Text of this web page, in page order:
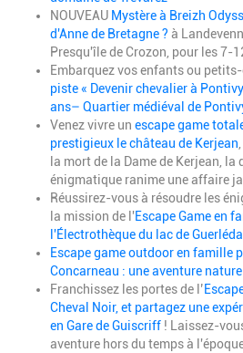
NOUVEAU Mystère à Breizh
d'Anne de Bretagne ? à
Presqu'île de Crozon, pour les 7-
Embarquez vos enfants ou
piste « Devenir chevalier à
ans– Quartier médiéval de
Venez vivre un escape game
prestigieux le château de Kerjean
la mort de la Dame de Kerjean, la
énigmatique ranime une affaire
Réussirez-vous à résoudre les
la mission de l'Escape Game en
l'Électrothèque du lac de
Escape game outdoor en famille
Concarneau : une aventure
Franchissez les portes de l’
Cheval Noir, et partagez une
en Gare de Guiscriff ! Laissez-
aventure hors du temps à